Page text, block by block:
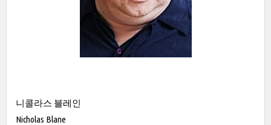
니콜라스 블레인
Nicholas Blane